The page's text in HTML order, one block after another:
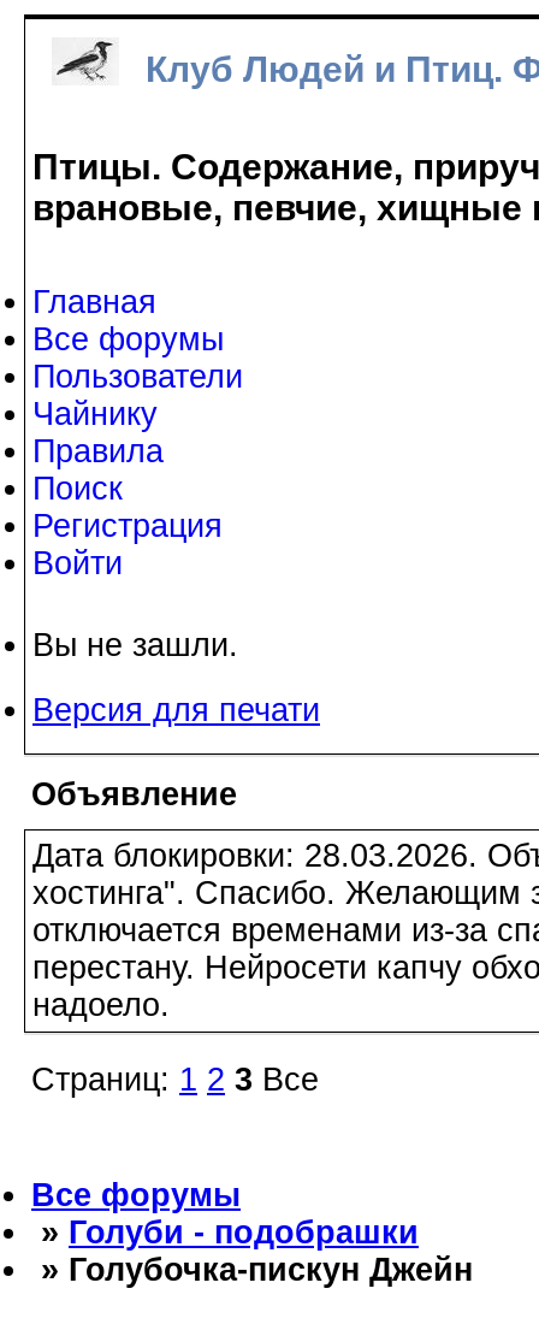
Клуб Людей и Птиц.
Птицы. Содержание,
врановые, певчие, хищные
Главная
Все форумы
Пользователи
Чайнику
Правила
Поиск
Регистрация
Войти
Вы не зашли.
Версия для печати
Объявление
Дата блокировки: 28.03.2026.
хостинга". Спасибо. Желающим
отключается временами из-за
перестану. Нейросети капчу
надоело.
Страниц: 1 2 3 Все
Все форумы
» Голуби - подобрашки
» Голубочка-пискун Джейн